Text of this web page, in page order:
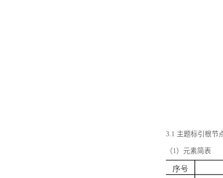
3.1 主题标引根节
（1）元素简表